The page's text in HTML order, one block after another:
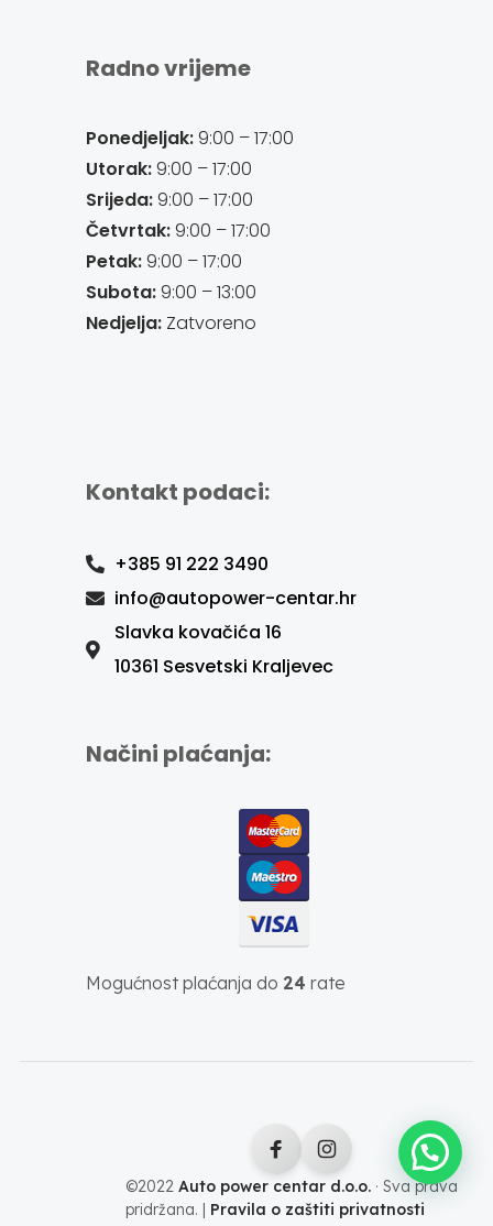
Radno vrijeme
Ponedjeljak:9:00 – 17:00
Utorak:9:00 – 17:00
Srijeda:9:00 – 17:00
Četvrtak:9:00 – 17:00
Petak:9:00 – 17:00
Subota:9:00 – 13:00
Nedjelja:Zatvoreno
Kontakt podaci:
+385 91 222 3490
info@autopower-centar.hr
Slavka kovačića 16
10361 Sesvetski Kraljevec
Načini plaćanja:
Mogućnost plaćanja do 24 rate
©2022 Auto power centar d.o.o.· Sva prava
pridržana. | Pravila o zaštiti privatnosti